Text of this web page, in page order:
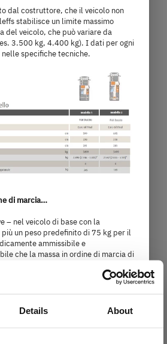
Details About
2 - 5 persone
Posti letto
3.499 kg
Massa massima tecnicamente
ammissibile
dal costruttore, che il veicolo non
stabilisce un limite massimo
del veicolo, che può variare da
3.500 kg, 4.400 kg). I dati per ogni
specifiche tecniche.
di marcia…
– nel veicolo di base con la
un peso predefinito di 75 kg per il
ammissibile e
che la massa in ordine di marcia di
La tolleranza ammissibile è pari a ±
in chilogrammi è indicato tra
sulle possibili divergenze di peso,
al rivenditore il risultato della